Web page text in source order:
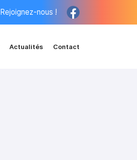
Rejoignez-nous !
Actualités Contact